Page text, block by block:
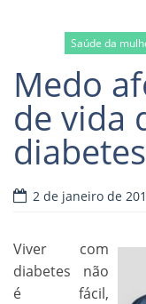
Saúde da
Medo
de vida
2 de janeiro de
Viver com
diabetes não
é fácil,